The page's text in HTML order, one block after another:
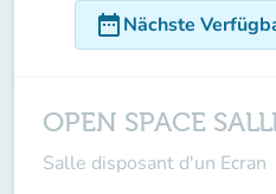
date_rangeNächste
OPEN SPACE
Salle disposant d'un Ecran